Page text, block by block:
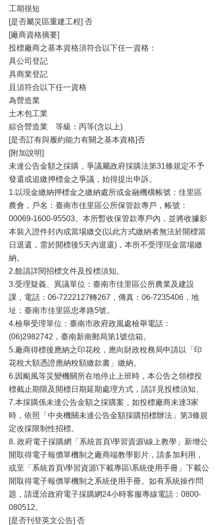
工期很短
[是否屬災區重建工程] 否
[廠商資格摘要]
投標廠商之基本資格須符合以下任一資格：
具公司登記
具商業登記
且須符合以下任一資格
為營造業
土木包工業
綜合營造業 等級：丙等(含以上)
[是否訂有與履約能力有關之基本資格]否
[附加說明]
未達公告金額之採購，爭議屬政府採購法第31條規定不予
發還或追繳押標金之爭議，始得提出申訴。
1.以現金繳納押標金之繳納處所或金融機構帳號：佳里區
農會，戶名：臺南市佳里區公所保管款專戶，帳號：
00069-1600-95503。本所暫收保管款專戶內，並將收據影
本裝入證件封內或當場繳交(以此方式繳納者無法於開標當
日退還，需於開標後5天內退還)，本所不受理現金當場繳
納。
2.餘請詳閱招標文件及投標須知。
3.受理疑義、異議單位：臺南市佳里區公所農業及建設
課，電話：06-7222127轉267，傳真：06-7235406，地
址：臺南市佳里區忠孝路5號。
4.檢舉受理單位：臺南市政府政風處檢舉電話：
(06)2982742，臺南新南郵局第1號信箱。
5.廠商得標後應納之印花稅，應向財政稅務局申請以「印
花稅大額憑證應納稅額繳款書」繳納。
6.因颱風等災變機關所在地停止上班時，本公告之領標投
標截止期限及開標日期延期處理方式，請詳見投標須知。
7.本採購係未達公告金額之採購案，如投標廠商未達3家
時，依照「中央機關未達公告金額採購招標辦法」第3條規
定改採限制性招標。
8. 政府電子採購網「系統首頁\學習資源\線上教學」新增公
開取得電子報價單機制之廠商端教學影片，請多加利用，
或至「系統首頁\學習資源\下載專區\系統使用手冊」下載公
開取得電子報價單機制之系統使用手冊。如有系統操作問
題，請逕洽政府電子採購網24小時客服專線電話：0800-
080512。
[是否刊登英文公告] 否